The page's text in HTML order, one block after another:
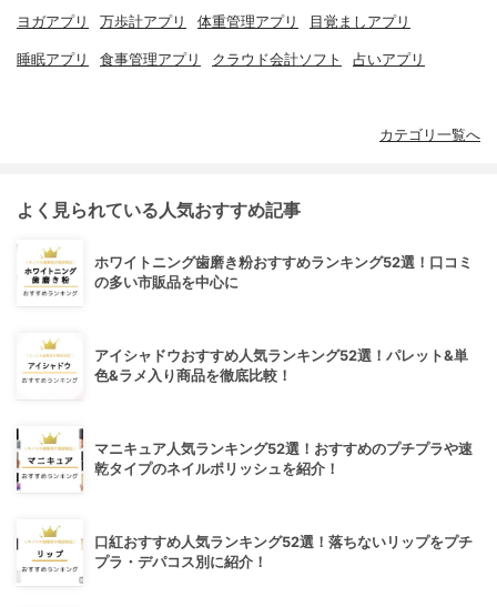
ヨガアプリ 万歩計アプリ 体重管理アプリ 目覚ましアプリ
睡眠アプリ 食事管理アプリ クラウド会計ソフト 占いアプリ
カテゴリ一覧へ
よく見られている人気おすすめ記事
ホワイトニング歯磨き粉おすすめランキング52選！口コミ
の多い市販品を中心に
アイシャドウおすすめ人気ランキング52選！パレット&単
色&ラメ入り商品を徹底比較！
マニキュア人気ランキング52選！おすすめのプチプラや速
乾タイプのネイルポリッシュを紹介！
口紅おすすめ人気ランキング52選！落ちないリップをプチ
プラ・デパコス別に紹介！